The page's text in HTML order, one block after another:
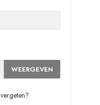
WEERGEVEN